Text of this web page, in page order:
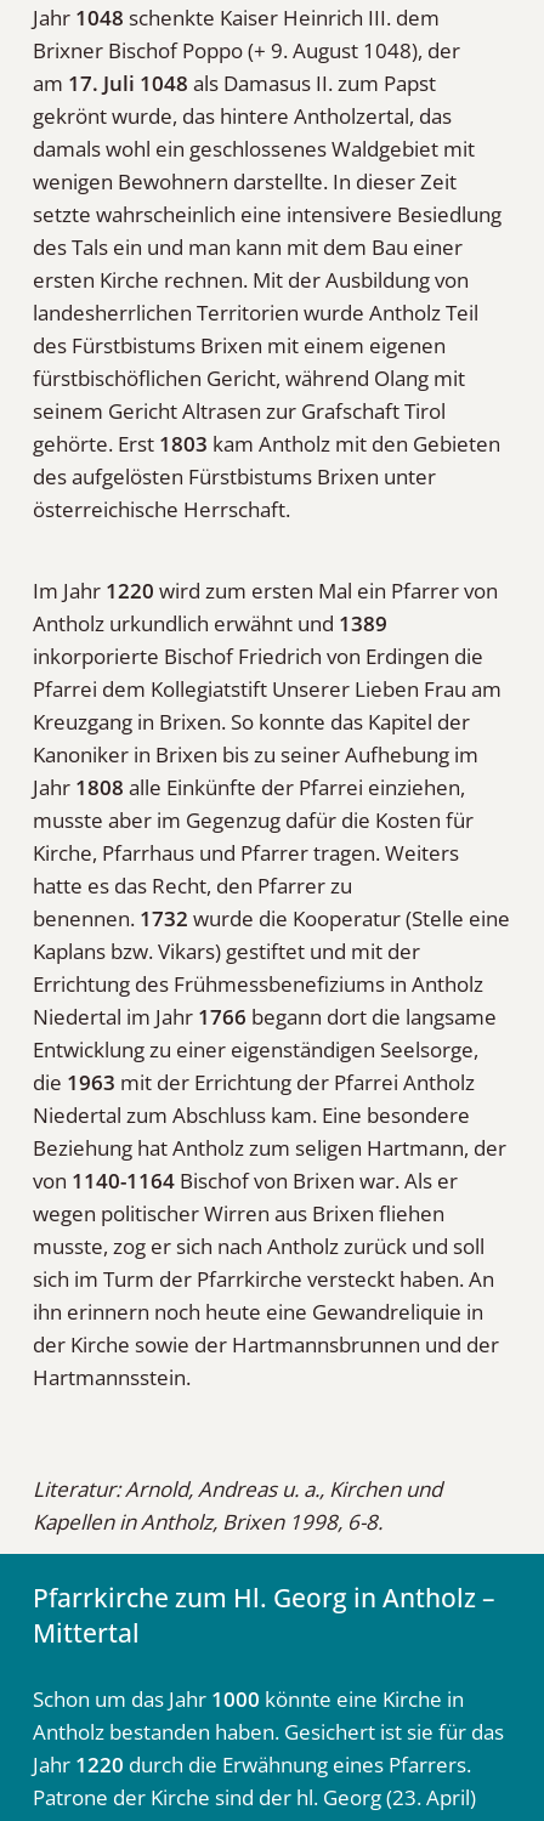
Jahr 1048 schenkte Kaiser Heinrich III. dem
Brixner Bischof Poppo (+ 9. August 1048), der
am 17. Juli 1048 als Damasus II. zum Papst
gekrönt wurde, das hintere Antholzertal, das
damals wohl ein geschlossenes Waldgebiet mit
wenigen Bewohnern darstellte. In dieser Zeit
setzte wahrscheinlich eine intensivere Besiedlung
des Tals ein und man kann mit dem Bau einer
ersten Kirche rechnen. Mit der Ausbildung von
landesherrlichen Territorien wurde Antholz Teil
des Fürstbistums Brixen mit einem eigenen
fürstbischöflichen Gericht, während Olang mit
seinem Gericht Altrasen zur Grafschaft Tirol
gehörte. Erst 1803 kam Antholz mit den Gebieten
des aufgelösten Fürstbistums Brixen unter
österreichische Herrschaft.
Im Jahr 1220 wird zum ersten Mal ein Pfarrer von
Antholz urkundlich erwähnt und 1389
inkorporierte Bischof Friedrich von Erdingen die
Pfarrei dem Kollegiatstift Unserer Lieben Frau am
Kreuzgang in Brixen. So konnte das Kapitel der
Kanoniker in Brixen bis zu seiner Aufhebung im
Jahr 1808 alle Einkünfte der Pfarrei einziehen,
musste aber im Gegenzug dafür die Kosten für
Kirche, Pfarrhaus und Pfarrer tragen. Weiters
hatte es das Recht, den Pfarrer zu
benennen. 1732 wurde die Kooperatur (Stelle eine
Kaplans bzw. Vikars) gestiftet und mit der
Errichtung des Frühmessbenefiziums in Antholz
Niedertal im Jahr 1766 begann dort die langsame
Entwicklung zu einer eigenständigen Seelsorge,
die 1963 mit der Errichtung der Pfarrei Antholz
Niedertal zum Abschluss kam. Eine besondere
Beziehung hat Antholz zum seligen Hartmann, der
von 1140-1164Bischof von Brixen war. Als er
wegen politischer Wirren aus Brixen fliehen
musste, zog er sich nach Antholz zurück und soll
sich im Turm der Pfarrkirche versteckt haben. An
ihn erinnern noch heute eine Gewandreliquie in
der Kirche sowie der Hartmannsbrunnen und der
Hartmannsstein.
Literatur: Arnold, Andreas u. a., Kirchen und
Kapellen in Antholz, Brixen 1998, 6-8.
Pfarrkirche zum Hl. Georg in Antholz –
Mittertal
Schon um das Jahr 1000 könnte eine Kirche in
Antholz bestanden haben. Gesichert ist sie für das
Jahr 1220 durch die Erwähnung eines Pfarrers.
Patrone der Kirche sind der hl. Georg (23. April)